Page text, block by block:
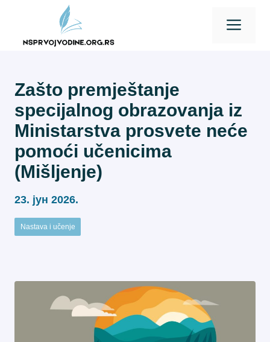
content
Zašto premještanje
specijalnog obrazovanja iz
Ministarstva prosvete neće
pomoći učenicima
(Mišljenje)
23. јун 2026.
Nastava i učenje